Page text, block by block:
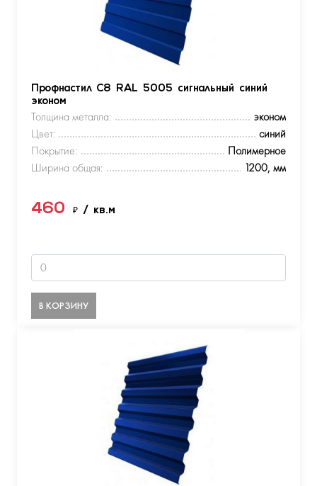
Профнастил С8 RAL 5005 сигнальный синий
эконом
Толщина металла:
эконом
Цвет:
синий
Покрытие:
Полимерное
Ширина общая:
1200, мм
460 ₽ / кв.м
В КОРЗИНУ